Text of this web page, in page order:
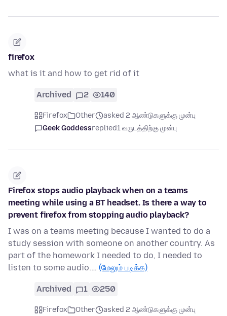
firefox
what is it and how to get rid of it
Archived 2 140
Firefox Other
asked 2 ஆண்டுகளுக்கு முன்பு
Geek Goddessreplied1 வருடத்திற்கு முன்பு
Firefox stops audio playback when on a teams
meeting while using a BT headset. Is there a way to
prevent firefox from stopping audio playback?
I was on a teams meeting because I wanted to do a
study session with someone on another country. As
part of the homework I needed to do, I needed to
listen to some audio.… (மேலும் படிக்க)
Archived 1 250
Firefox Other
asked 2 ஆண்டுகளுக்கு முன்பு